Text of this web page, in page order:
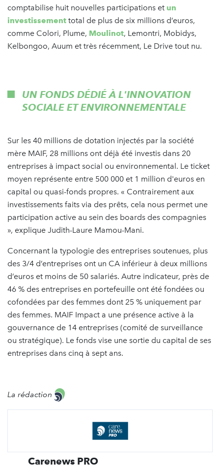
comptabilise huit nouvelles participations et un
investissement total de plus de six millions d’euros,
comme Colori, Plume, Moulinot, Lemontri, Mobidys,
Kelbongoo, Auum et très récemment, Le Drive tout nu.
UN FONDS DÉDIÉ À L'INNOVATION
SOCIALE ET ENVIRONNEMENTALE
Sur les 40 millions de dotation injectés par la société
mère MAIF, 28 millions ont déjà été investis dans 20
entreprises à impact social ou environnemental. Le ticket
moyen représente entre 500 000 et 1 million d'euros en
capital ou quasi-fonds propres. « Contrairement aux
investissements faits via des prêts, cela nous permet une
participation active au sein des boards des compagnies
», explique Judith-Laure Mamou-Mani.
Concernant la typologie des entreprises soutenues, plus
des 3/4 d’entreprises ont un CA inférieur à deux millions
d’euros et moins de 50 salariés. Autre indicateur, près de
46 % des entreprises en portefeuille ont été fondées ou
cofondées par des femmes dont 25 % uniquement par
des femmes. MAIF Impact a une présence active à la
gouvernance de 14 entreprises (comité de surveillance
ou stratégique). Le fonds vise une sortie du capital de ses
entreprises dans cinq à sept ans.
La rédaction
Carenews PRO